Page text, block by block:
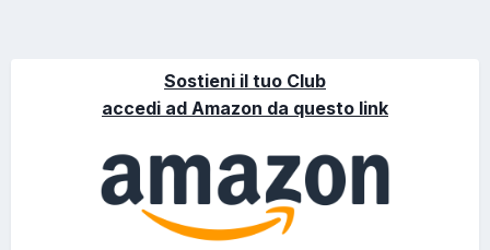
Sostieni il tuo Club
accedi ad Amazon da questo link